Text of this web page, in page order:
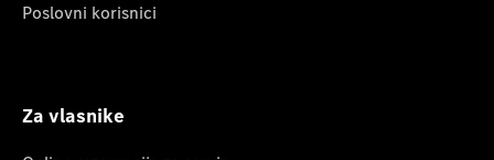
Poslovni korisnici
Za vlasnike